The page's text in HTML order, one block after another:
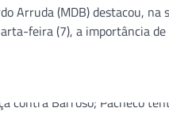
Arruda (MDB) destacou, na
feira (7), a importância